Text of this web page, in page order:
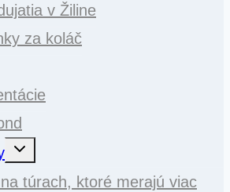
v Žiline
za koláč
Toggle
túrach, ktoré merajú viac